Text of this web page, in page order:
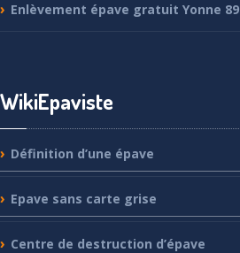
Enlèvement épave gratuit Yonne 89
WikiEpaviste
Définition d’une épave
Epave sans carte grise
Centre de destruction d’épave